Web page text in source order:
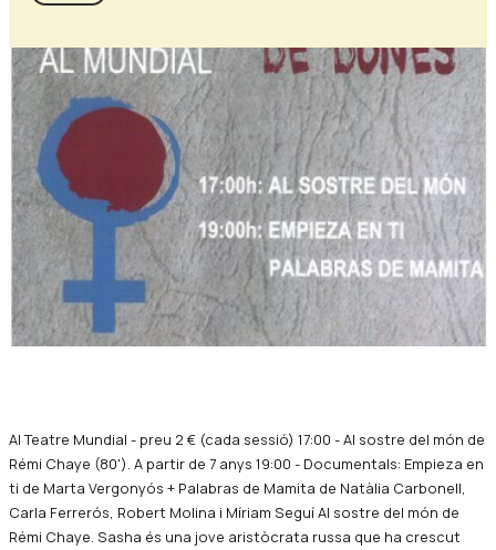
Al Teatre Mundial - preu 2 € (cada sessió) 17:00 - Al sostre del món de
Rémi Chaye (80'). A partir de 7 anys 19:00 - Documentals: Empieza en
ti de Marta Vergonyós + Palabras de Mamita de Natàlia Carbonell,
Carla Ferrerós, Robert Molina i Míriam Seguí Al sostre del món de
Rémi Chaye. Sasha és una jove aristòcrata russa que ha crescut